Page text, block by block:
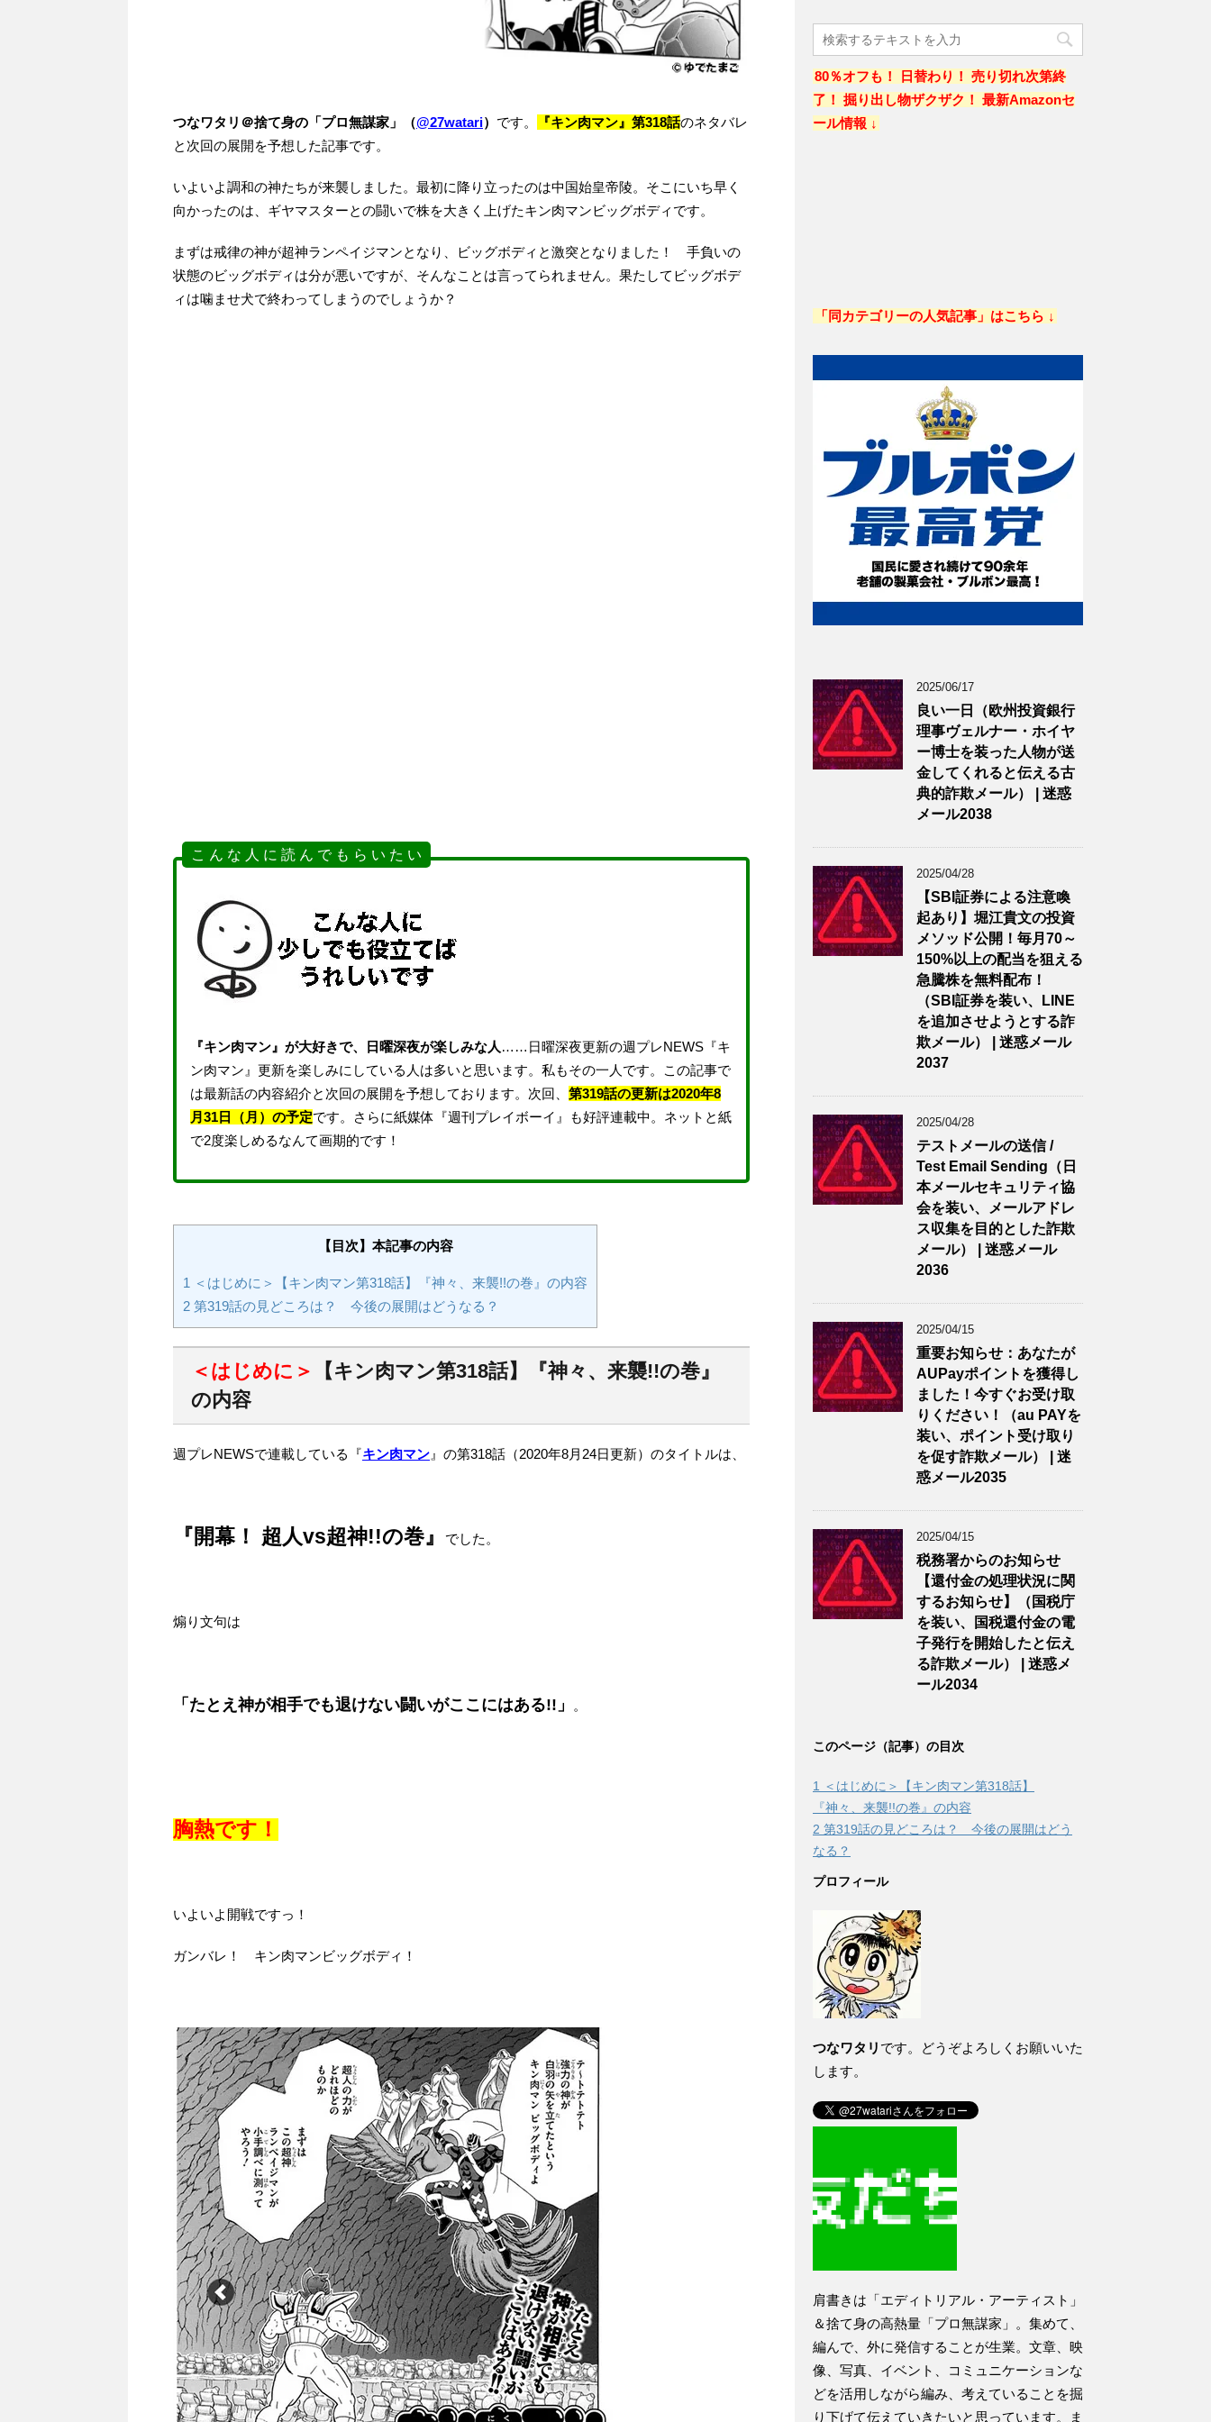
つなワタリ＠捨て身の「プロ無謀家」（@27watari） です。 『キン肉マン』第318話のネタバレ
と次回の展開を予想した記事です。
いよいよ調和の神たちが来襲しました。最初に降り立ったのは中国始皇帝陵。そこにいち早く
向かったのは、ギヤマスターとの闘いで株を大きく上げたキン肉マンビッグボディです。
まずは戒律の神が超神ランペイジマンとなり、ビッグボディと激突となりました！ 手負いの
状態のビッグボディは分が悪いですが、そんなことは言ってられません。果たしてビッグボデ
ィは噛ませ犬で終わってしまうのでしょうか？
こ ん な 人 に 読 ん で も ら い た い
『キン肉マン』が大好きで、日曜深夜が楽しみな人 ……日曜深夜更新の週プレNEWS『キ
ン肉マン』更新を楽しみにしている人は多いと思います。私もその一人です。この記事で
は最新話の内容紹介と次回の展開を予想しております。次回、 第319話の更新は2020年8
月31日（月）の予定です。さらに紙媒体『週刊プレイボーイ』も好評連載中。ネットと紙
で2度楽しめるなんて画期的です！
【目次】本記事の内容
1 ＜はじめに＞【キン肉マン第318話】『神々、来襲!!の巻』の内容
2 第319話の見どころは？ 今後の展開はどうなる？
＜はじめに＞
【キン肉マン第318話】『神々、来襲!!の巻』
の内容
週プレNEWSで連載している『キン肉マン 』の第318話（2020年8月24日更新）のタイトルは、
『開幕！ 超人vs超神!!の巻』 でした。
煽り文句は
「たとえ神が相手でも退けない闘いがここにはある!!」 。
胸熱です！
いよいよ開戦ですっ！
ガンバレ！ キン肉マンビッグボディ！
80％オフも！ 日替わり！ 売り切れ次第終
了！ 掘り出し物ザクザク！ 最新Amazonセ
ール情報 ↓
「同カテゴリーの人気記事」はこちら ↓
2025/06/17
良い一日（欧州投資銀行
理事ヴェルナー・ホイヤ
ー博士を装った人物が送
金してくれると伝える古
典的詐欺メール） | 迷惑
メール2038
2025/04/28
【SBI証券による注意喚
起あり】堀江貴文の投資
メソッド公開！毎月70～
150%以上の配当を狙える
急騰株を無料配布！
（SBI証券を装い、LINE
を追加させようとする詐
欺メール） | 迷惑メール
2037
2025/04/28
テストメールの送信 /
Test Email Sending（日
本メールセキュリティ協
会を装い、メールアドレ
ス収集を目的とした詐欺
メール） | 迷惑メール
2036
2025/04/15
重要お知らせ：あなたが
AUPayポイントを獲得し
ました！今すぐお受け取
りください！（au PAYを
装い、ポイント受け取り
を促す詐欺メール） | 迷
惑メール2035
2025/04/15
税務署からのお知らせ
【還付金の処理状況に関
するお知らせ】（国税庁
を装い、国税還付金の電
子発行を開始したと伝え
る詐欺メール） | 迷惑メ
ール2034
このページ（記事）の目次
1
＜はじめに＞【キン肉マン第318話】
『神々、来襲!!の巻』の内容
2 第319話の見どころは？ 今後の展開はどう
なる？
プロフィール
つなワタリ です。どうぞよろしくお願いいた
します。
肩書きは「エディトリアル・アーティスト」
＆捨て身の高熱量「プロ無謀家」。集めて、
編んで、外に発信することが生業。文章、映
像、写真、イベント、コミュニケーションな
どを活用しながら編み、考えていることを掘
り下げて伝えていきたいと思っています。ま